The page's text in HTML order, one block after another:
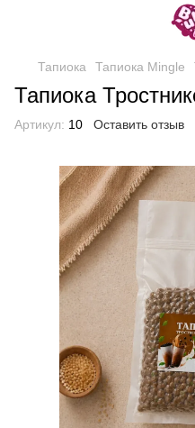
Тапиока Тапиока Mingle
Тапиока
Артикул: 10 Оставить отзыв